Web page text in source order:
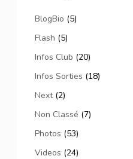
BlogBio (5)
Flash (5)
Infos Club (20)
Infos Sorties (18)
Next(2)
Non Classé (7)
Photos (53)
Videos (24)